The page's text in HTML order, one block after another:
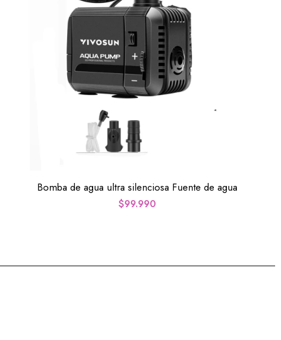
Bomba de agua ultra silenciosa Fuente de agua
$99.990